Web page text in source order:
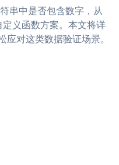
串中是否包含数字，从
义函数方案。本文将详
对这类数据验证场景。